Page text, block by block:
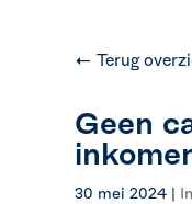
← Terug
Geen
30 mei 2024 |